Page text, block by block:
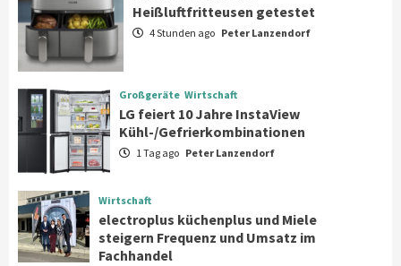
3
Großgeräte
LG feiert 10 Jahre InstaView
Kühl-/Gefrierkombinationen
4
Wirtschaft
electroplus küchenplus und Miele
steigern Frequenz und Umsatz im
Fachhandel
Heißluftfritteusen getestet
4 Stunden ago Peter Lanzendorf
Großgeräte Wirtschaft
LG feiert 10 Jahre InstaView
Kühl-/Gefrierkombinationen
1 Tag ago Peter Lanzendorf
Wirtschaft
electroplus küchenplus und Miele
steigern Frequenz und Umsatz im
Fachhandel